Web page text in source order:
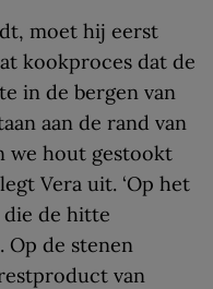
moet hij eerst
kookproces dat de
in de bergen van
aan de rand van
we hout gestookt
Vera uit. ‘Op het
de hitte
Op de stenen
van